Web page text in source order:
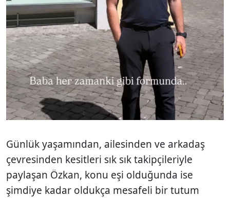
Günlük yaşamından, ailesinden ve arkadaş
çevresinden kesitleri sık sık takipçileriyle
paylaşan Özkan, konu eşi olduğunda ise
şimdiye kadar oldukça mesafeli bir tutum